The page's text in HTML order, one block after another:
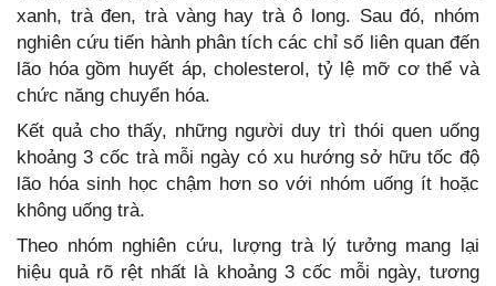
xanh, trà đen, trà vàng hay trà ô long. Sau đó, nhóm
nghiên cứu tiến hành phân tích các chỉ số liên quan đến
lão hóa gồm huyết áp, cholesterol, tỷ lệ mỡ cơ thể và
chức năng chuyển hóa.
Kết quả cho thấy, những người duy trì thói quen uống
khoảng 3 cốc trà mỗi ngày có xu hướng sở hữu tốc độ
lão hóa sinh học chậm hơn so với nhóm uống ít hoặc
không uống trà.
Theo nhóm nghiên cứu, lượng trà lý tưởng mang lại
hiệu quả rõ rệt nhất là khoảng 3 cốc mỗi ngày, tương